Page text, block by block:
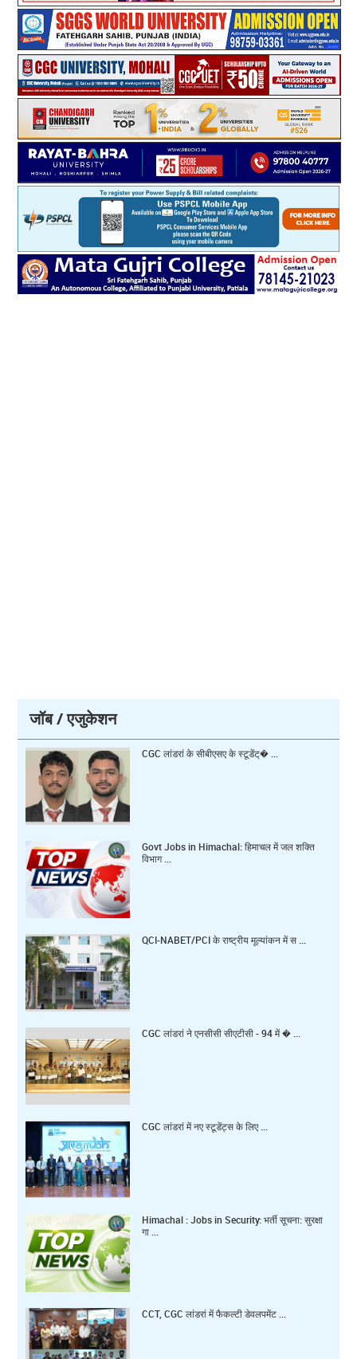
जॉब / एजुकेशन
CGC लांडरां के सीबीएसए के स्टूडेंट्� ...
Govt Jobs in Himachal: हिमाचल में जल शक्ति
विभाग ...
QCI-NABET/PCI के राष्ट्रीय मूल्यांकन में स ...
CGC लांडरां ने एनसीसी सीएटीसी - 94 में � ...
CGC लांडरां में नए स्टूडेंट्स के लिए ...
Himachal : Jobs in Security: भर्ती सूचना: सुरक्षा
गा ...
CCT, CGC लांडरां में फैकल्टी डेवलपमेंट ...